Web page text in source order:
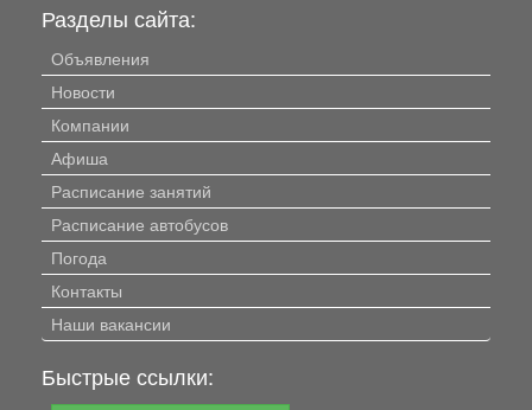
Разделы сайта:
Объявления
Новости
Компании
Афиша
Расписание занятий
Расписание автобусов
Погода
Контакты
Наши вакансии
Быстрые ссылки: